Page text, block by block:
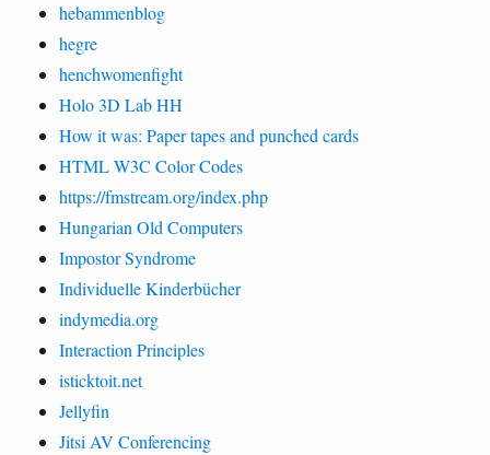
hebammenblog
hegre
henchwomenfight
Holo 3D Lab HH
How it was: Paper tapes and punched cards
HTML W3C Color Codes
https://fmstream.org/index.php
Hungarian Old Computers
Impostor Syndrome
Individuelle Kinderbücher
indymedia.org
Interaction Principles
isticktoit.net
Jellyfin
Jitsi AV Conferencing